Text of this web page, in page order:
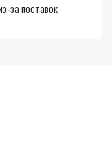
за поставок